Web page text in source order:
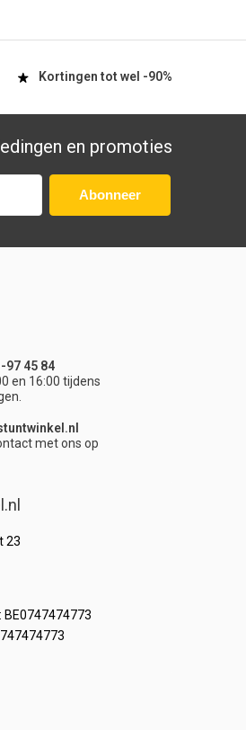
Kortingen tot wel -90%
en promoties
Abonneer
97 45 84
en 16:00 tijdens
met ons op
23
BE0747474773